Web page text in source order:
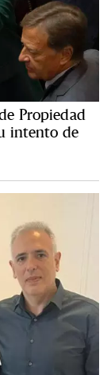
Propiedad
intento de